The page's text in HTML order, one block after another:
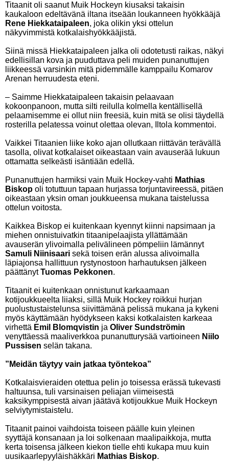
Titaanit oli saanut Muik Hockeyn kiusaksi takaisin
kaukaloon edeltävänä iltana itseään loukanneen hyökkääjä
Rene Hiekkataipaleen, joka olikin yksi ottelun
näkyvimmistä kotkalaishyökkääjistä.
Siinä missä Hiekkataipaleen jalka oli odotetusti raikas, näkyi
edellisillan kova ja puuduttava peli muiden punanuttujen
liikkeessä varsinkin mitä pidemmälle kamppailu Komarov
Arenan herruudesta eteni.
– Saimme Hiekkataipaleen takaisin pelaavaan
kokoonpanoon, mutta silti reilulla kolmella kentällisellä
pelaamisemme ei ollut niin freesiä, kuin mitä se olisi täydellä
rosterilla pelatessa voinut olettaa olevan, Iltola kommentoi.
Vaikkei Titaanien liike koko ajan ollutkaan riittävän terävällä
tasolla, olivat kotkalaiset oikeastaan vain avauserää lukuun
ottamatta selkeästi isäntiään edellä.
Punanuttujen harmiksi vain Muik Hockey-vahti Mathias
Biskop oli totuttuun tapaan hurjassa torjuntavireessä, pitäen
oikeastaan yksin oman joukkueensa mukana taistelussa
ottelun voitosta.
Kaikkea Biskop ei kuitenkaan kyennyt kiinni napsimaan ja
miehen onnistuivatkin titaanipelaajista yllättämään
avauserän ylivoimalla pelivälineen pömpeliin lämännyt
Samuli Niinisaari sekä toisen erän alussa alivoimalla
läpiajonsa hallittuun rystynostoon harhautuksen jälkeen
päättänytTuomas Pekkonen.
Titaanit ei kuitenkaan onnistunut karkaamaan
kotijoukkueelta liiaksi, sillä Muik Hockey roikkui hurjan
puolustustaistelunsa siivittämänä pelissä mukana ja kykeni
myös käyttämään hyödykseen kaksi kotkalaisten karkeaa
virhettä Emil Blomqvistin ja Oliver Sundströmin
venyttäessä maaliverkkoa punanutturysää vartioineen Niilo
Pussisen selän takana.
”Meidän täytyy vain jatkaa työntekoa”
Kotkalaisvieraiden otettua pelin jo toisessa erässä tukevasti
haltuunsa, tuli varsinaisen peliajan viimeisestä
kaksikymppisestä aivan jäätävä kotijoukkue Muik Hockeyn
selviytymistaistelu.
Titaanit painoi vaihdoista toiseen päälle kuin yleinen
syyttäjä konsanaan ja loi solkenaan maalipaikkoja, mutta
kerta toisensa jälkeen kiekon tielle ehti kukapa muu kuin
uusikaarlepyyläishäkkäri Mathias Biskop.